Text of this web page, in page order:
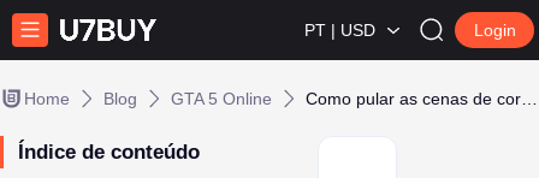
PT | USD Login
Home Blog GTA 5 Online
Índice de conteúdo